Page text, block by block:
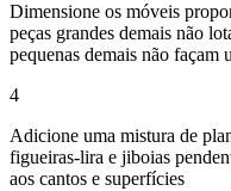
Dimensione os móveis
peças grandes demais não
pequenas demais não façam
4
Adicione uma mistura de
figueiras-lira e jiboias
aos cantos e superfícies